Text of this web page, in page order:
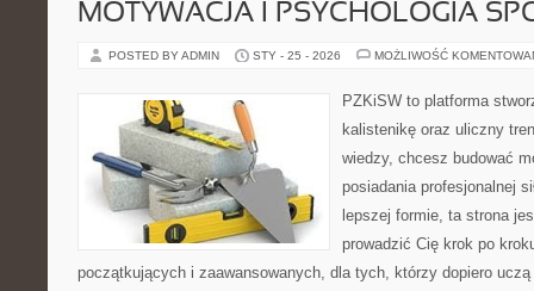
MOTYWACJA I PSYCHOLOGIA
POSTED BY ADMIN STY - 25 - 2026 MOŻLIWOŚĆ
PZKiSW to platforma
kalistenikę oraz uliczny
wiedzy, chcesz budować
posiadania profesjonalnej
lepszej formie, ta strona
prowadzić Cię krok po
początkujących i zaawansowanych, dla tych, którzy dopiero